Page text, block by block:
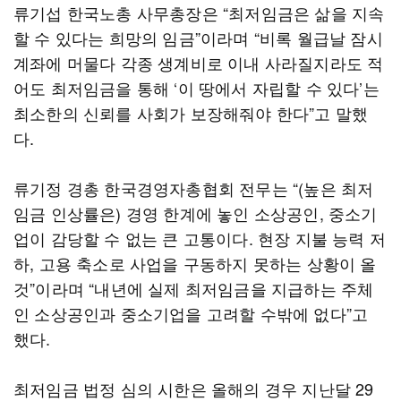
류기섭 한국노총 사무총장은 “최저임금은 삶을 지속
할 수 있다는 희망의 임금”이라며 “비록 월급날 잠시
계좌에 머물다 각종 생계비로 이내 사라질지라도 적
어도 최저임금을 통해 ‘이 땅에서 자립할 수 있다’는
최소한의 신뢰를 사회가 보장해줘야 한다”고 말했
다.
류기정 경총 한국경영자총협회 전무는 “(높은 최저
임금 인상률은) 경영 한계에 놓인 소상공인, 중소기
업이 감당할 수 없는 큰 고통이다. 현장 지불 능력 저
하, 고용 축소로 사업을 구동하지 못하는 상황이 올
것”이라며 “내년에 실제 최저임금을 지급하는 주체
인 소상공인과 중소기업을 고려할 수밖에 없다”고
했다.
최저임금 법정 심의 시한은 올해의 경우 지난달 29